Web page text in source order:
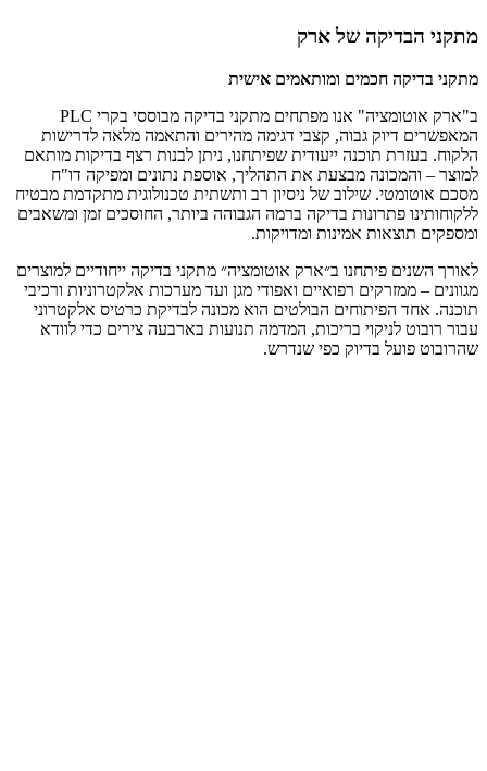
מתקני הבדיקה של ארק
מתקני בדיקה חכמים ומותאמים אישית
ב"ארק אוטומציה" אנו מפתחים מתקני בדיקה מבוססי בקרי PLC
המאפשרים דיוק גבוה, קצבי דגימה מהירים והתאמה מלאה לדרישות
הלקוח. בעזרת תוכנה ייעודית שפיתחנו, ניתן לבנות רצף בדיקות מותאם
למוצר – והמכונה מבצעת את התהליך, אוספת נתונים ומפיקה דו"ח
מסכם אוטומטי. שילוב של ניסיון רב ותשתית טכנולוגית מתקדמת מבטיח
ללקוחותינו פתרונות בדיקה ברמה הגבוהה ביותר, החוסכים זמן ומשאבים
ומספקים תוצאות אמינות ומדויקות.
לאורך השנים פיתחנו ב״ארק אוטומציה״ מתקני בדיקה ייחודיים למוצרים
מגוונים – ממזרקים רפואיים ואפודי מגן ועד מערכות אלקטרוניות ורכיבי
תוכנה. אחד הפיתוחים הבולטים הוא מכונה לבדיקת כרטיס אלקטרוני
עבור רובוט לניקוי בריכות, המדמה תנועות בארבעה צירים כדי לוודא
שהרובוט פועל בדיוק כפי שנדרש.